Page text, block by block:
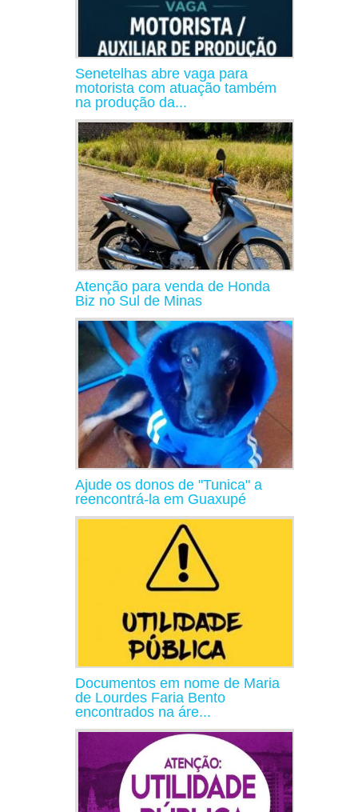
Senetelhas abre vaga para
motorista com atuação também
na produção da...
Atenção para venda de Honda
Biz no Sul de Minas
Ajude os donos de "Tunica" a
reencontrá-la em Guaxupé
Documentos em nome de Maria
de Lourdes Faria Bento
encontrados na áre...